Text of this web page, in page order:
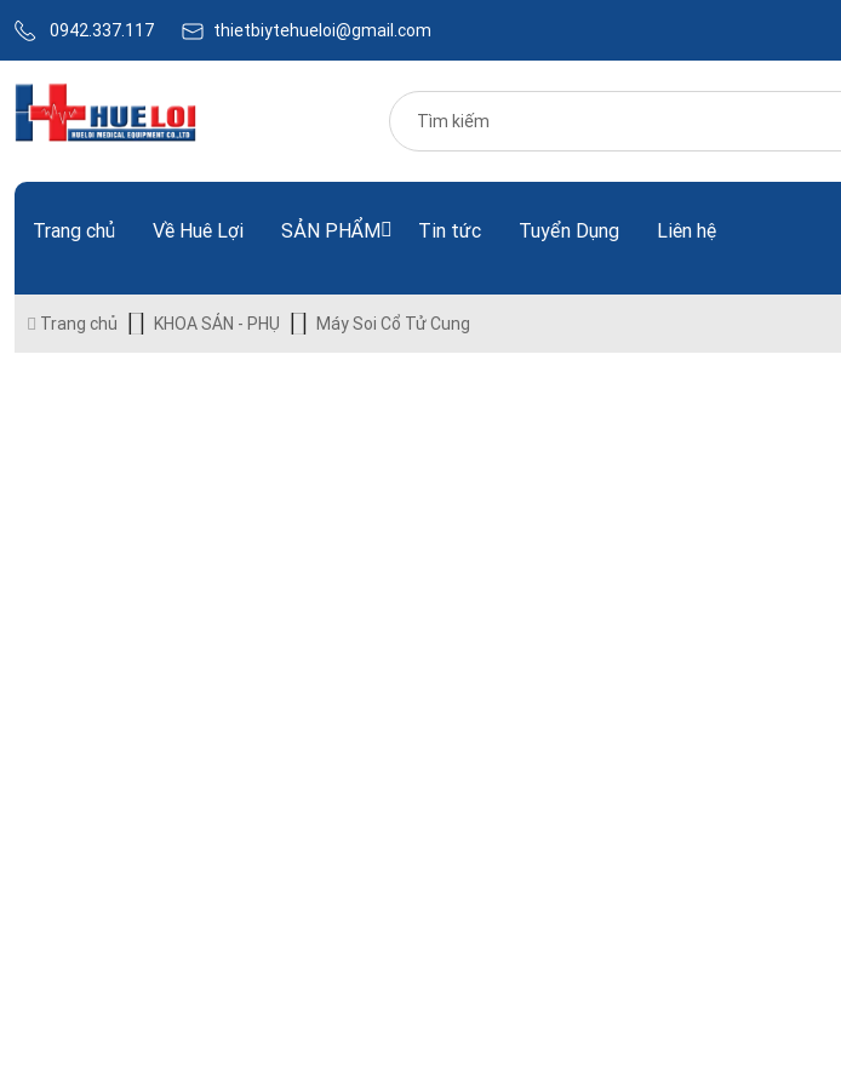
0942.337.117 thietbiytehueloi@gmail.com
Trang chủ Về Huê Lợi SẢN PHẨM Tin tức Tuyển Dụng Liên hệ
Trang chủ KHOA SẢN - PHỤ Máy Soi Cổ Tử Cung